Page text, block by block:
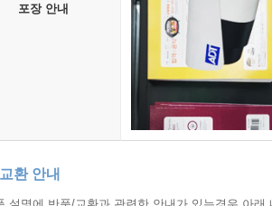
바라볼 수 있으면 좋겠다. 강물은 끝내 바다
듯, 생각의 끝에 이르러 내 망상의 세월이
낯선 바다의 수평선에 닿을 수 있을까. 흐르
도 끝없이 거슬러 오르는 욕된 생각들, 그리
모두 잊고 등을 돌려 저 강처럼 흐를 수는
강 하나, 어둠 속에서 홀로 빛난다.
지 왔구나
포장 안내
환 안내